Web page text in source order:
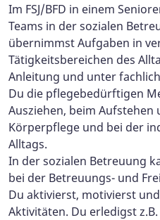
Im FSJ/BFD in einem
Teams in der sozialen
übernimmst Aufgaben in
Tätigkeitsbereichen des
Anleitung und unter
Du die pflegebedürftigen
Ausziehen, beim
Körperpflege und bei der
Alltags.
In der sozialen Betreuung
bei der Betreuungs- und
Du aktivierst, motivierst
Aktivitäten. Du erledigst